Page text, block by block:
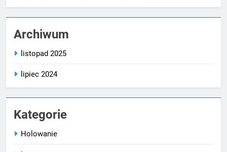
Archiwum
listopad 2025
lipiec 2024
Kategorie
Holowanie